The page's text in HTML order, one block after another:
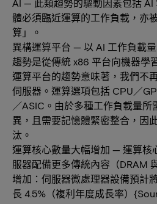
AI — 此類趨勢的驅動因素包括 AI
體必須臨近運算的工作負載，亦
算」。
異構運算平台 — 以 AI 工作負載
趨勢是從傳統 x86 平台向機器學
運算平台的趨勢意味著，我們不
伺服器。運算選項包括 CPU／
／ASIC。由於多種工作負載量所
異，且需要記憶體緊密整合，因
汰。
運算核心數量大幅增加 — 運算核
服器配備更多傳統內容（DRAM
增加：伺服器微處理器設備預計
長 4.5%（複利年度成長率）